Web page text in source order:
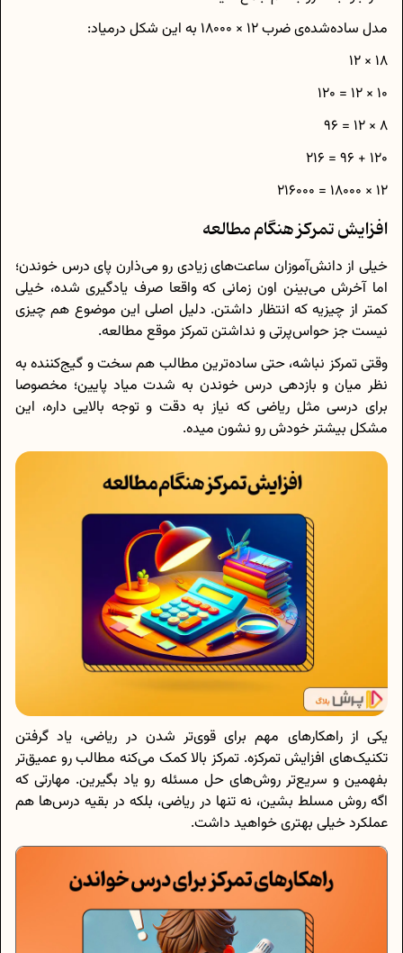
مدل ساده‌شده‌ی ضرب 12 × 18000 به این شکل درمیاد:
18 × 12
10 × 12 = 120
8 × 12 = 96
120 + 96 = 216
12 × 18000 = 216000
افزایش تمرکز هنگام مطالعه
خیلی از دانش‌آموزان ساعت‌های زیادی رو می‌ذارن پای درس خوندن؛
اما آخرش می‌بینن اون زمانی که واقعا صرف یادگیری شده، خیلی
کمتر از چیزیه که انتظار داشتن. دلیل اصلی این موضوع هم چیزی
نیست جز حواس‌پرتی و نداشتن تمرکز موقع مطالعه.
وقتی تمرکز نباشه، حتی ساده‌ترین مطالب هم سخت و گیج‌کننده به
نظر میان و بازدهی درس خوندن به‌ شدت میاد پایین؛ مخصوصا
برای درسی مثل ریاضی که نیاز به دقت و توجه بالایی داره، این
مشکل بیشتر خودش رو نشون میده.
یکی از راهکارهای مهم برای قوی‌تر شدن در ریاضی، یاد گرفتن
تکنیک‌های افزایش تمرکزه. تمرکز بالا کمک می‌کنه مطالب رو عمیق‌تر
بفهمین و سریع‌تر روش‌های حل مسئله رو یاد بگیرین. مهارتی که
اگه روش مسلط بشین، نه‌ تنها در ریاضی، بلکه در بقیه درس‌ها هم
عملکرد خیلی بهتری خواهید داشت.